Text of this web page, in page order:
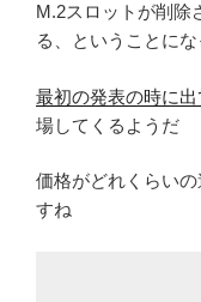
M.2スロットが削除
る、ということにな
最初の発表の時に
場してくるようだ
価格がどれくらい
すね